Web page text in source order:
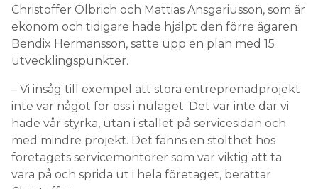
Christoffer Olbrich och Mattias Ansgariusson, som är
ekonom och tidigare hade hjälpt den förre ägaren
Bendix Hermansson, satte upp en plan med 15
utvecklingspunkter.
– Vi insåg till exempel att stora entreprenadprojekt
inte var något för oss i nuläget. Det var inte där vi
hade vår styrka, utan i stället på servicesidan och
med mindre projekt. Det fanns en stolthet hos
företagets servicemontörer som var viktig att ta
vara på och sprida ut i hela företaget, berättar